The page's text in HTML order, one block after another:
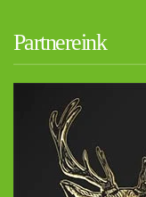
Partnereink